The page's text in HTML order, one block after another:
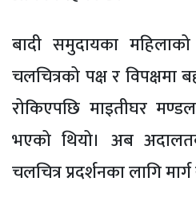
बादी समुदायका
चलचित्रको पक्ष र विपक्षमा
रोकिएपछि माइतीघर
भएको थियो। अब
चलचित्र प्रदर्शनका लागि